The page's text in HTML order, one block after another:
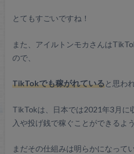
とてもすごいですね！
また、アイルトンモカさんは
ので、
TikTokでも稼がれていると思わ
TikTokは、日本では2021年3月に
入や投げ銭で稼ぐことができるよ
まだその仕組みは明らかになって